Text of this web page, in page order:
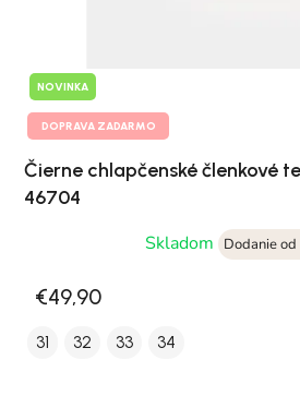
NOVINKA
DOPRAVA ZADARMO
Čierne chlapčenské členkové
46704
Skladom
Dodanie
€49,90
31 32 33 34